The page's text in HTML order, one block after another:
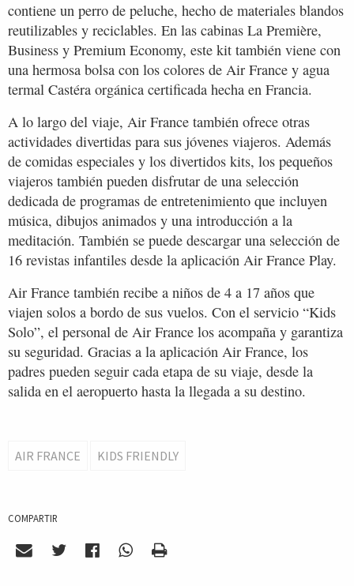
contiene un perro de peluche, hecho de materiales blandos
reutilizables y reciclables. En las cabinas La Première,
Business y Premium Economy, este kit también viene con
una hermosa bolsa con los colores de Air France y agua
termal Castéra orgánica certificada hecha en Francia.
A lo largo del viaje, Air France también ofrece otras
actividades divertidas para sus jóvenes viajeros. Además
de comidas especiales y los divertidos kits, los pequeños
viajeros también pueden disfrutar de una selección
dedicada de programas de entretenimiento que incluyen
música, dibujos animados y una introducción a la
meditación. También se puede descargar una selección de
16 revistas infantiles desde la aplicación Air France Play.
Air France también recibe a niños de 4 a 17 años que
viajen solos a bordo de sus vuelos. Con el servicio “Kids
Solo”, el personal de Air France los acompaña y garantiza
su seguridad. Gracias a la aplicación Air France, los
padres pueden seguir cada etapa de su viaje, desde la
salida en el aeropuerto hasta la llegada a su destino.
AIR FRANCE KIDS FRIENDLY
COMPARTIR